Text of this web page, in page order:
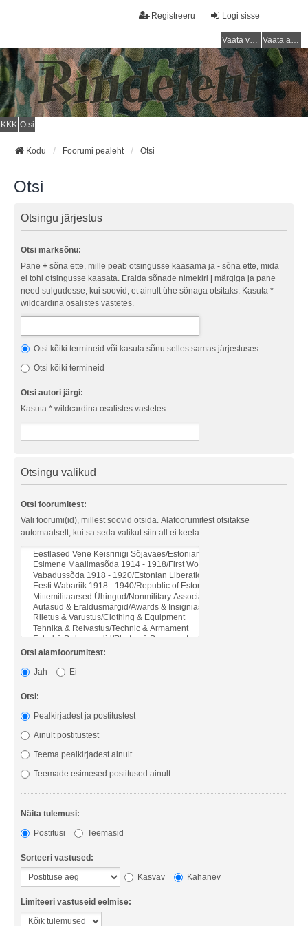
Logi sisse
Registreeru
Vaata vastamata teemasi Vaata aktiivseid teemasid
KKK Otsi
Kodu Foorumi pealeht Otsi
Otsi
Otsingu järjestus
Otsi märksõnu:
Pane + sõna ette, mille peab otsingusse kaasama ja - sõna ette, mida
ei tohi otsingusse kaasata. Eralda sõnade nimekiri
märgiga ja pane
need sulgudesse, kui soovid, et ainult ühe sõnaga otsitaks. Kasuta *
wildcardina osalistes vastetes.
Otsi kõiki termineid või kasuta sõnu selles samas järjestuses
Otsi kõiki termineid
Otsi autori järgi:
Kasuta * wildcardina osalistes vastetes.
Otsingu valikud
Otsi foorumitest:
Vali foorumi(id), millest soovid otsida. Alafoorumitest otsitakse
automaatselt, kui sa seda valikut siin all ei keela.
Otsi alamfoorumitest:
Jah
Ei
Otsi:
Pealkirjadest ja postitustest
Ainult postitustest
Teema pealkirjadest ainult
Teemade esimesed postitused ainult
Näita tulemusi:
Postitusi
Teemasid
Sorteeri vastused:
Kasvav
Kahanev
Limiteeri vastuseid eelmise: